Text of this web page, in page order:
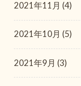
2021年11月 (4)
2021年10月 (5)
2021年9月 (3)